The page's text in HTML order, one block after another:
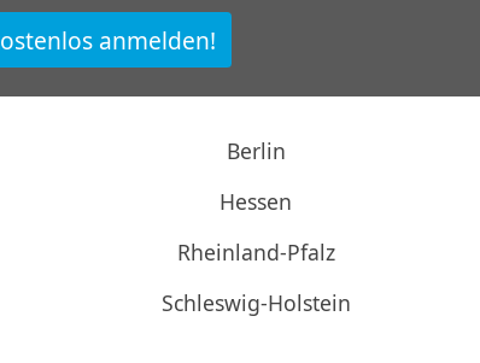
anmelden!
Berlin
Hessen
Rheinland-Pfalz
Schleswig-Holstein